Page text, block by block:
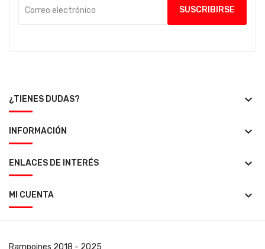
¿TIENES DUDAS? keyboard_arrow_down
INFORMACIÓN keyboard_arrow_down
ENLACES DE INTERÉS keyboard_arrow_down
MI CUENTA keyboard_arrow_down
Rampoines 2018 - 2025